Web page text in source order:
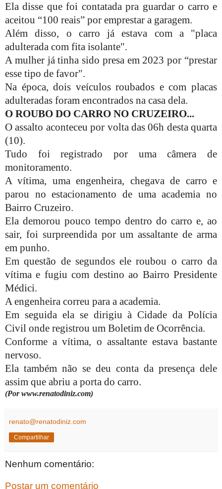
Ela disse que foi contatada pra guardar o carro e
aceitou “100 reais” por emprestar a garagem.
Além disso, o carro já estava com a "placa
adulterada com fita isolante".
A mulher já tinha sido presa em 2023 por “prestar
esse tipo de favor".
Na época, dois veículos roubados e com placas
adulteradas foram encontrados na casa dela.
O ROUBO DO CARRO NO CRUZEIRO...
O assalto aconteceu por volta das 06h desta quarta
(10).
Tudo foi registrado por uma câmera de
monitoramento.
A vítima, uma engenheira, chegava de carro e
parou no estacionamento de uma academia no
Bairro Cruzeiro.
Ela demorou pouco tempo dentro do carro e, ao
sair, foi surpreendida por um assaltante de arma
em punho.
Em questão de segundos ele roubou o carro da
vítima e fugiu com destino ao Bairro Presidente
Médici.
A engenheira correu para a academia.
Em seguida ela se dirigiu à Cidade da Polícia
Civil onde registrou um Boletim de Ocorrência.
Conforme a vítima, o assaltante estava bastante
nervoso.
Ela também não se deu conta da presença dele
assim que abriu a porta do carro.
(Por www.renatodiniz.com)
renato@renatodiniz.com
Compartilhar
Nenhum comentário:
Postar um comentário